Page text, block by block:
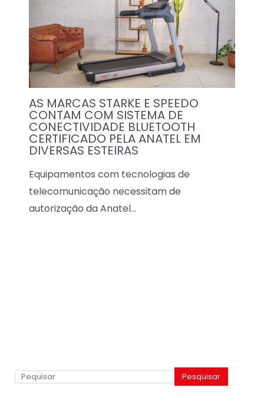
AS MARCAS STARKE E SPEEDO
CONTAM COM SISTEMA DE
CONECTIVIDADE BLUETOOTH
CERTIFICADO PELA ANATEL EM
DIVERSAS ESTEIRAS
Equipamentos com tecnologias de
telecomunicação necessitam de
autorização da Anatel…
Pesquisar